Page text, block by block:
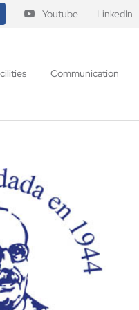
Youtube LinkedIn
Communication